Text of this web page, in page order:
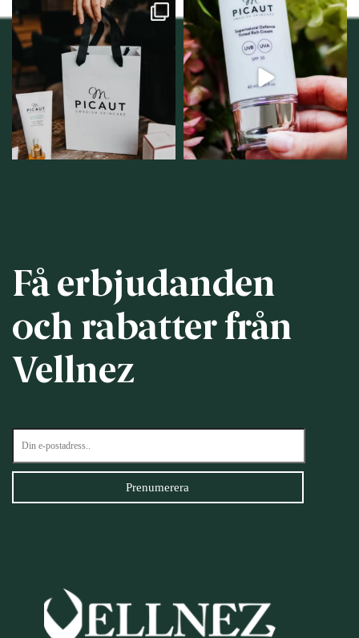
Vellnez – din
samlingsplats för
personlig handel i
12 0
Njut av solens härliga
strålar men skydda dig...
12 1
Få erbjudanden
och rabatter från
Vellnez